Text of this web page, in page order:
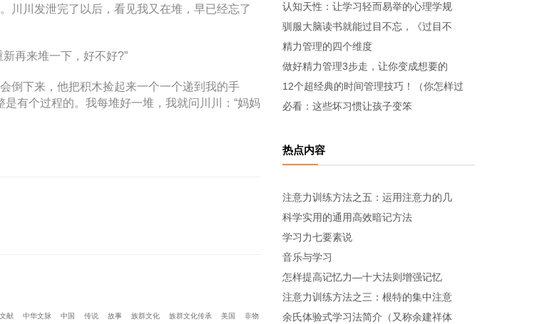
川发泄完了以后，看见我又在堆，早已经忘了
再来堆一下，好不好?”
下来，他把积木捡起来一个一个递到我的手
有个过程的。我每堆好一堆，我就问川川：“妈妈
献 中华文脉 中国 传说 故事 族群文化 族群文化传承 美国 非物
认知天性：让学习轻而易举的心理学规
驯服大脑读书就能过目不忘，《过目不
精力管理的四个维度
做好精力管理3步走，让你变成想要的
12个超经典的时间管理技巧！（你怎样过
必看：这些坏习惯让孩子变笨
热点内容
注意力训练方法之五：运用注意力的几
科学实用的通用高效暗记方法
学习力七要素说
音乐与学习
怎样提高记忆力—十大法则增强记忆
注意力训练方法之三：根特的集中注意
余氏体验式学习法简介（又称余建祥体